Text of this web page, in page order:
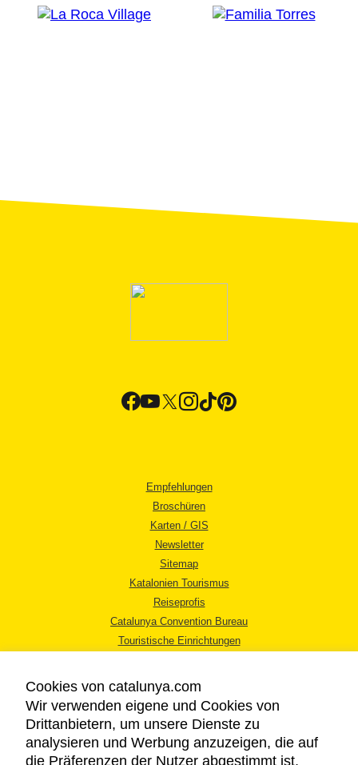
Empfehlungen
Broschüren
Karten / GIS
Newsletter
Sitemap
Katalonien Tourismus
Reiseprofis
Catalunya Convention Bureau
Touristische Einrichtungen
Cookies von catalunya.com
Wir verwenden eigene und Cookies von
Drittanbietern, um unsere Dienste zu
analysieren und Werbung anzuzeigen, die auf
die Präferenzen der Nutzer abgestimmt ist,